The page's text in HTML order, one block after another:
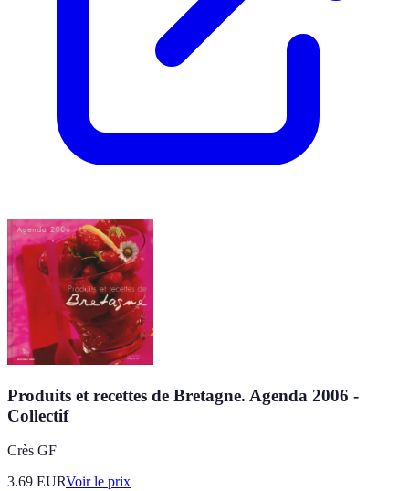
Produits et recettes de Bretagne. Agenda 2006 -
Collectif
Crès GF
3.69 EURVoir le prix